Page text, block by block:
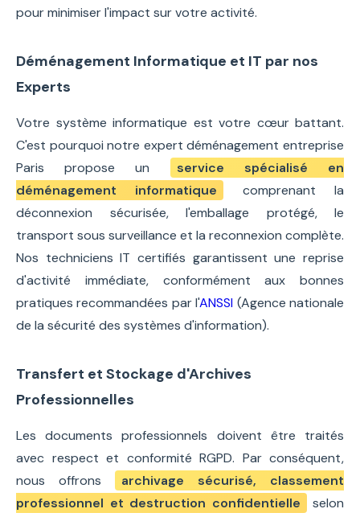
pour minimiser l'impact sur votre activité.
Déménagement Informatique et IT par nos
Experts
Votre système informatique est votre cœur battant.
C'est pourquoi notre expert déménagement entreprise
Paris propose un
service spécialisé en
déménagement informatique
comprenant la
déconnexion sécurisée, l'emballage protégé, le
transport sous surveillance et la reconnexion complète.
Nos techniciens IT certifiés garantissent une reprise
d'activité immédiate, conformément aux bonnes
pratiques recommandées par l'ANSSI (Agence nationale
de la sécurité des systèmes d'information).
Transfert et Stockage d'Archives
Professionnelles
Les documents professionnels doivent être traités
avec respect et conformité RGPD. Par conséquent,
nous offrons
archivage sécurisé, classement
professionnel et destruction confidentielle
selon